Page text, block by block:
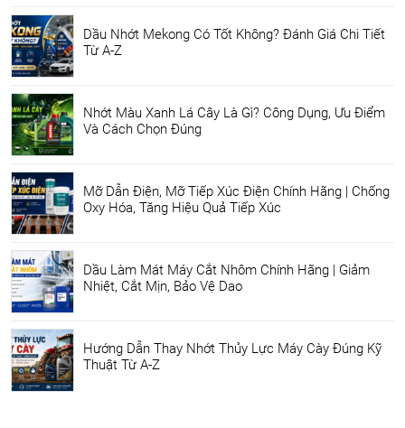
Dầu Nhớt Mekong Có Tốt Không? Đánh Giá Chi Tiết
Từ A-Z
Nhớt Màu Xanh Lá Cây Là Gì? Công Dụng, Ưu Điểm
Và Cách Chọn Đúng
Mỡ Dẫn Điện, Mỡ Tiếp Xúc Điện Chính Hãng | Chống
Oxy Hóa, Tăng Hiệu Quả Tiếp Xúc
Dầu Làm Mát Máy Cắt Nhôm Chính Hãng | Giảm
Nhiệt, Cắt Mịn, Bảo Vệ Dao
Hướng Dẫn Thay Nhớt Thủy Lực Máy Cày Đúng Kỹ
Thuật Từ A-Z